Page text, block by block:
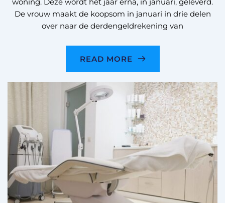
De vrouw maakt de koopsom in januari in drie delen
over naar de derdengeldrekening van
READ MORE